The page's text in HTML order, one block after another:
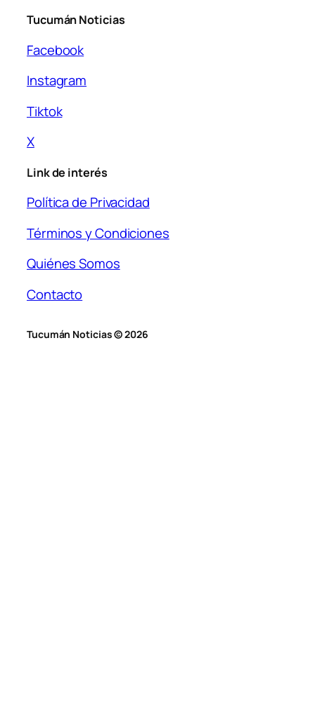
Tucumán Noticias
Facebook
Instagram
Tiktok
X
Link de interés
Política de Privacidad
Términos y Condiciones
Quiénes Somos
Contacto
Tucumán Noticias © 2026